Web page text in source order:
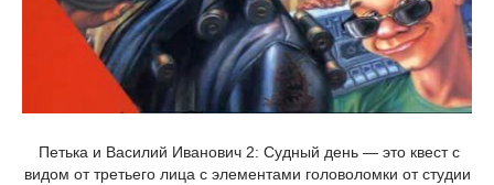
Петька и Василий Иванович 2: Судный день — это квест с
видом от третьего лица с элементами головоломки от студии